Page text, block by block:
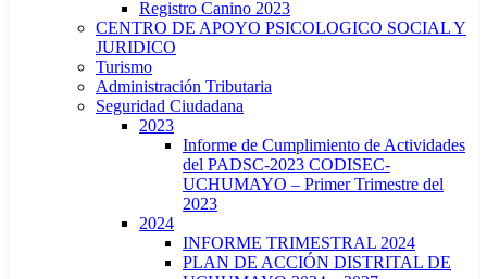
Registro Canino 2023
CENTRO DE APOYO PSICOLOGICO SOCIAL Y
JURIDICO
Turismo
Administración Tributaria
Seguridad Ciudadana
2023
Informe de Cumplimiento de Actividades
del PADSC-2023 CODISEC-
UCHUMAYO – Primer Trimestre del
2023
2024
INFORME TRIMESTRAL 2024
PLAN DE ACCIÓN DISTRITAL DE